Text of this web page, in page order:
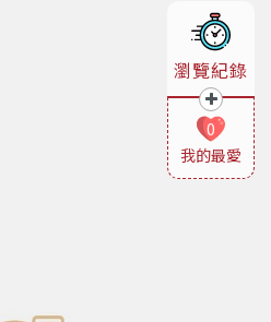
瀏覽紀錄
我的最愛
0